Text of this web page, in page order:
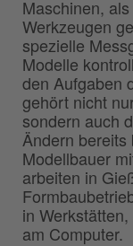
Maschinen,
Werkzeugen
spezielle
Modelle
den Aufgaben
gehört nicht
sondern auch
Ändern bereits
Modellbauer
arbeiten in
in
am Computer.